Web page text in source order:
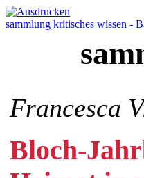
sammlung kritisches wissen -
Francesca
Bloch-